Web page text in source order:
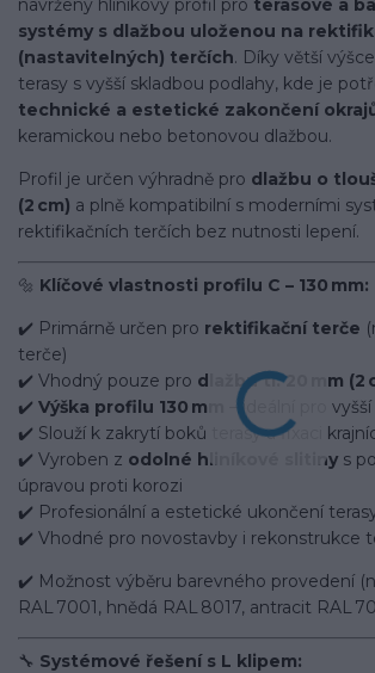
navržený hliníkový profil pro terasové a
systémy s dlažbou uloženou na
(nastavitelných) terčích. Díky větší
terasy s vyšší skladbou podlahy, kde je
technické a estetické zakončení
keramickou nebo betonovou dlažbou.
Profil je určen výhradně pro dlažbu o
(2 cm) a plně kompatibilní s moderními
rektifikačních terčích bez nutnosti lepení.
🔩 Klíčové vlastnosti profilu C – 130 mm:
✔️ Primárně určen pro rektifikační terče
terče)
✔️ Vhodný pouze pro dlažbu tl. 20 mm (2
✔️ Výška profilu 130 mm
– ideální pro
✔️ Slouží k zakrytí boků terasy a fixaci
✔️ Vyroben z odolné hliníkové slitiny s
úpravou proti korozi
✔️ Profesionální a estetické ukončení
✔️ Vhodné pro novostavby i rekonstrukce
✔️ Možnost výběru barevného provedení
RAL 7001, hnědá RAL 8017, antracit RAL
🔧 Systémové řešení s L klipem: